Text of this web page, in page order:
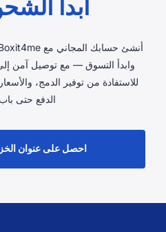
وابدأ التسوق — مع توصيل آمن
للاستفادة من توفير الدمج،
الدفع حتى
احصل على عنوان